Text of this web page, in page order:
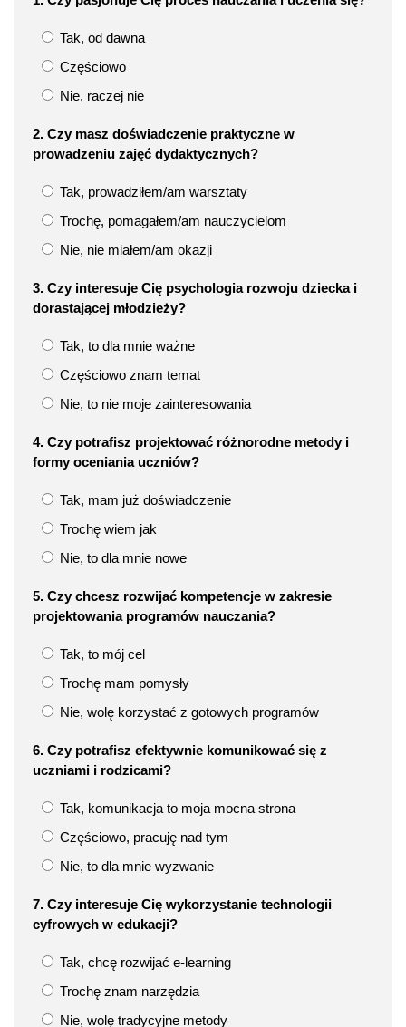
Tak, od dawna
Częściowo
Nie, raczej nie
2. Czy masz doświadczenie praktyczne w
prowadzeniu zajęć dydaktycznych?
Tak, prowadziłem/am warsztaty
Trochę, pomagałem/am nauczycielom
Nie, nie miałem/am okazji
3. Czy interesuje Cię psychologia rozwoju dziecka i
dorastającej młodzieży?
Tak, to dla mnie ważne
Częściowo znam temat
Nie, to nie moje zainteresowania
4. Czy potrafisz projektować różnorodne metody i
formy oceniania uczniów?
Tak, mam już doświadczenie
Trochę wiem jak
Nie, to dla mnie nowe
5. Czy chcesz rozwijać kompetencje w zakresie
projektowania programów nauczania?
Tak, to mój cel
Trochę mam pomysły
Nie, wolę korzystać z gotowych programów
6. Czy potrafisz efektywnie komunikować się z
uczniami i rodzicami?
Tak, komunikacja to moja mocna strona
Częściowo, pracuję nad tym
Nie, to dla mnie wyzwanie
7. Czy interesuje Cię wykorzystanie technologii
cyfrowych w edukacji?
Tak, chcę rozwijać e-learning
Trochę znam narzędzia
Nie, wolę tradycyjne metody